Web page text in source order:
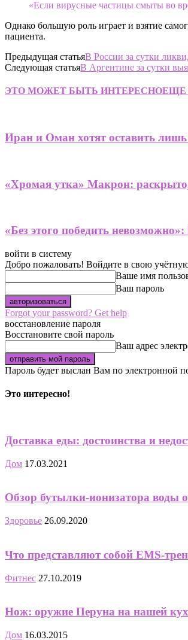
«Если вирусные частицы смыты во
Однако большую роль играет и взятие
пациента.
Предыдущая статьяВ России за сутки
Следующая статьяВ Аргентине за сутки
ЭТО МОЖЕТ БЫТЬ ИНТЕРЕСНОЕЩЕ
Иран и Оман хотят оставить
«Хромая утка» Макрон:
«Без этого победить
войти в систему
Добро пожаловать! Войдите в свою
Ваше имя
Ваш пароль
Forgot your password? Get help
восстановление пароля
Восстановите свой пароль
Ваш адрес
Пароль будет выслан Вам по электронной
Это интересно!
Доставка еды: достоинства и
Дом 17.03.2021
Обзор бутылки-ионизатора воды
Здоровье 26.09.2020
Что представляют собой EMS-
Фитнес 27.10.2019
Нож: оружие Перуна на нашей
Дом 16.03.2015